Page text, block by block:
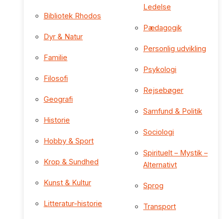
Bibliotek Rhodos
Dyr & Natur
Familie
Filosofi
Geografi
Historie
Hobby & Sport
Krop & Sundhed
Kunst & Kultur
Litteratur-historie
Ledelse
Pædagogik
Personlig udvikling
Psykologi
Rejsebøger
Samfund & Politik
Sociologi
Spirituelt – Mystik –
Alternativt
Sprog
Transport